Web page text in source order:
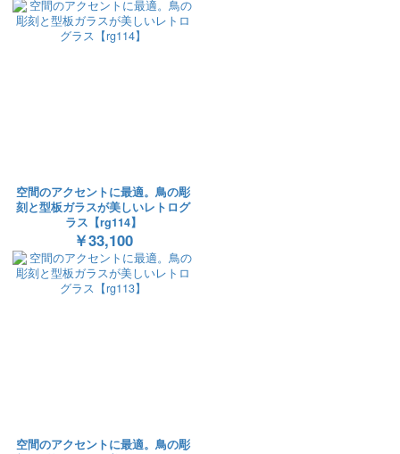
空間のアクセントに最適。鳥の彫
刻と型板ガラスが美しいレトログ
ラス【rg114】
￥33,100
空間のアクセントに最適。鳥の彫